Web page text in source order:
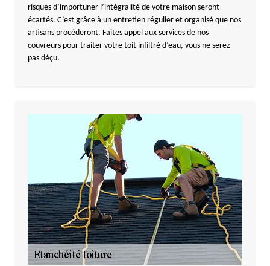
risques d’importuner l’intégralité de votre maison seront
écartés. C’est grâce à un entretien régulier et organisé que nos
artisans procéderont. Faites appel aux services de nos
couvreurs pour traiter votre toit infiltré d’eau, vous ne serez
pas déçu.